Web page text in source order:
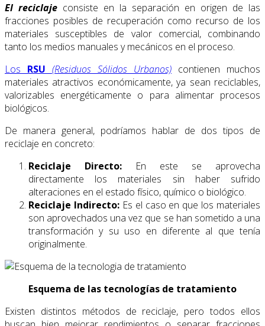
El reciclaje consiste en la separación en origen de las
fracciones posibles de recuperación como recurso de los
materiales susceptibles de valor comercial, combinando
tanto los medios manuales y mecánicos en el proceso.
Los RSU (Residuos Sólidos Urbanos) contienen muchos
materiales atractivos económicamente, ya sean reciclables,
valorizables energéticamente o para alimentar procesos
biológicos.
De manera general, podríamos hablar de dos tipos de
reciclaje en concreto:
Reciclaje Directo: En este se aprovecha
directamente los materiales sin haber sufrido
alteraciones en el estado físico, químico o biológico.
Reciclaje Indirecto:Es el caso en que los materiales
son aprovechados una vez que se han sometido a una
transformación y su uso en diferente al que tenía
originalmente.
Esquema de las tecnologías de tratamiento
Existen distintos métodos de reciclaje, pero todos ellos